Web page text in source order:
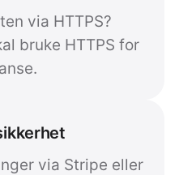
via HTTPS?
bruke HTTPS for
via Stripe eller